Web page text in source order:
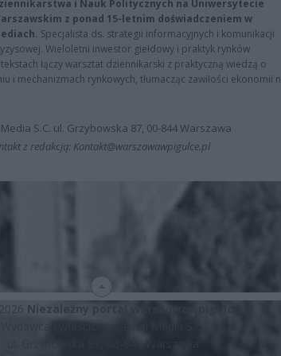
i Nauk Politycznych na Uniwersytecie
z ponad 15-letnim doświadczeniem w
Specjalista ds. strategii informacyjnych i komunikacji
Wieloletni inwestor giełdowy i praktyk rynków
łączy warsztat dziennikarski z praktyczną wiedzą o
i mechanizmach rynkowych, tłumacząc zawiłości ekonomii
S.C. ul. Grzybowska 87, 00-844 Warszawa
z redakcją: Kontakt@warszawawpigulce.pl
Niezależny portal warszawawpigulce.pl